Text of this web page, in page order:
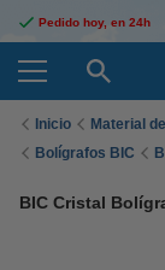
Pedido hoy, en 24h
Inicio Material
Bolígrafos BIC
BIC Cristal